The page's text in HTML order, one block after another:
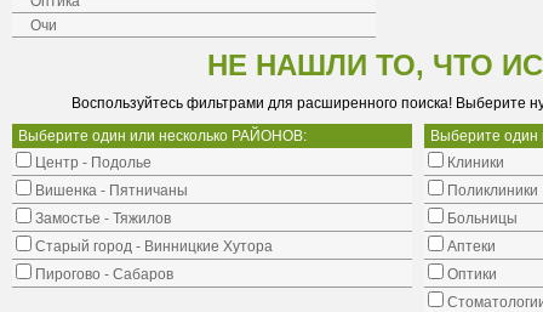
Очи
НЕ НАШЛИ ТО, ЧТО
Воспользуйтесь фильтрами для расширенного поиска! Выберите
Выберите один или несколько РАЙОНОВ:
Центр - Подолье
Вишенка - Пятничаны
Замостье - Тяжилов
Старый город - Винницкие Хутора
Пирогово - Сабаров
Выберите
Клиники
Поликлиники
Больницы
Аптеки
Оптики